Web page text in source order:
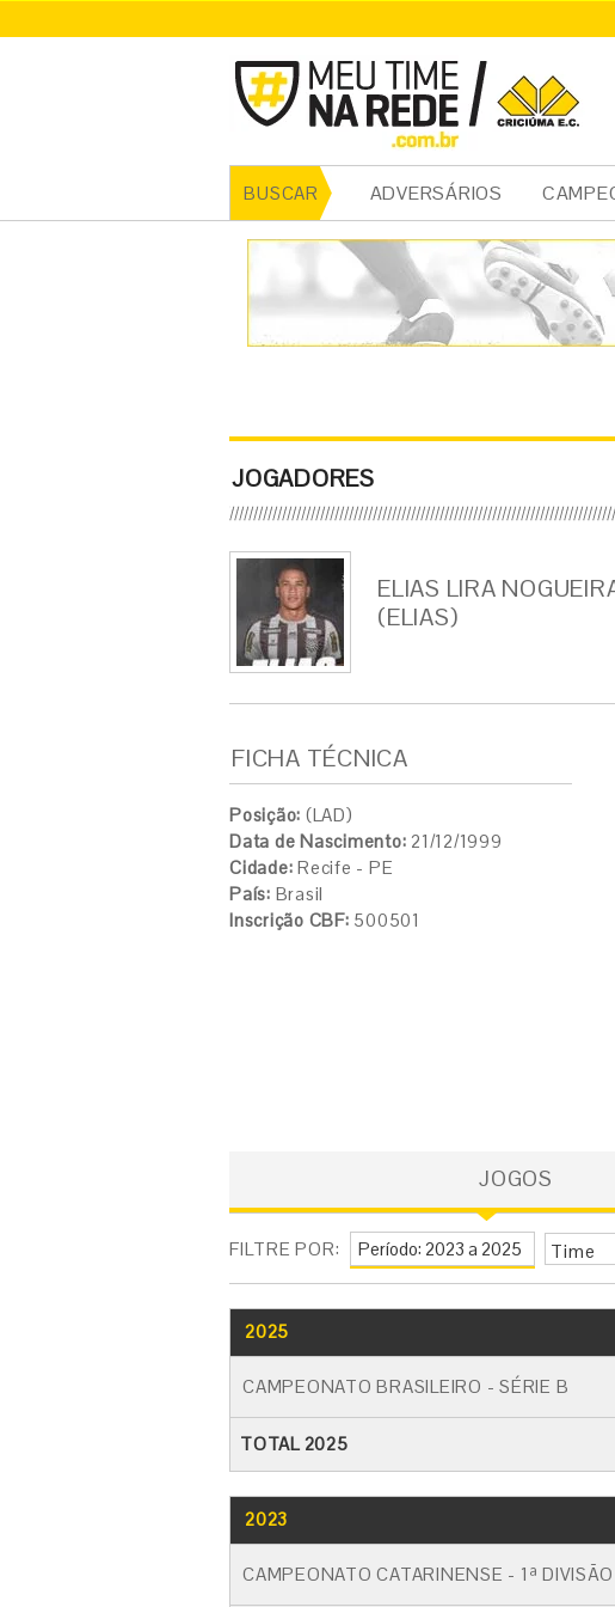
BUSCAR ADVERSÁRIOS
JOGADORES
ELIAS LIRA
(ELIAS)
FICHA TÉCNICA
Posição: (LAD)
Data de Nascimento: 21/12/1999
Cidade: Recife - PE
País: Brasil
Inscrição CBF: 500501
JOGOS
FILTRE POR: Time
2025
CAMPEONATO BRASILEIRO - SÉRIE B
TOTAL 2025
2023
CAMPEONATO CATARINENSE - 1ª DIVISÃO